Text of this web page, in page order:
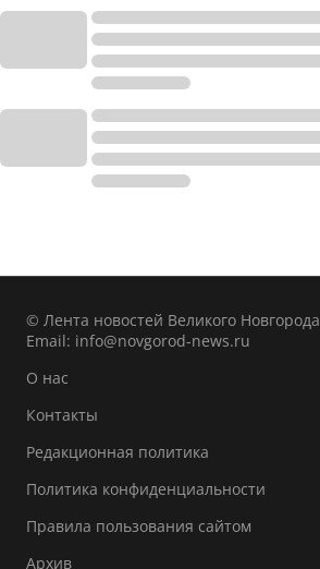
© Лента новостей Великого Новгорода
Email: info@novgorod-news.ru
О нас
Контакты
Редакционная политика
Политика конфиденциальности
Правила пользования сайтом
Архив